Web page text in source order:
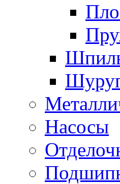
Насосы